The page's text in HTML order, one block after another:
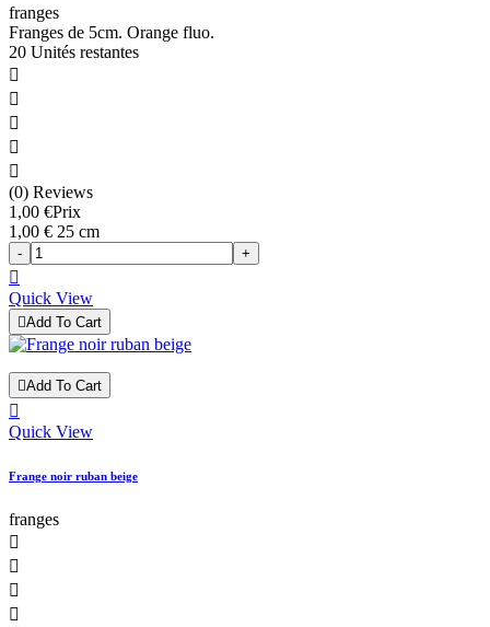
franges
Franges de 5cm. Orange fluo.
20 Unités restantes





(0) Reviews
1,00 €Prix
1,00 € 25 cm
- +

Quick View
Add To Cart
Add To Cart

Quick View
Frange noir ruban beige
franges



